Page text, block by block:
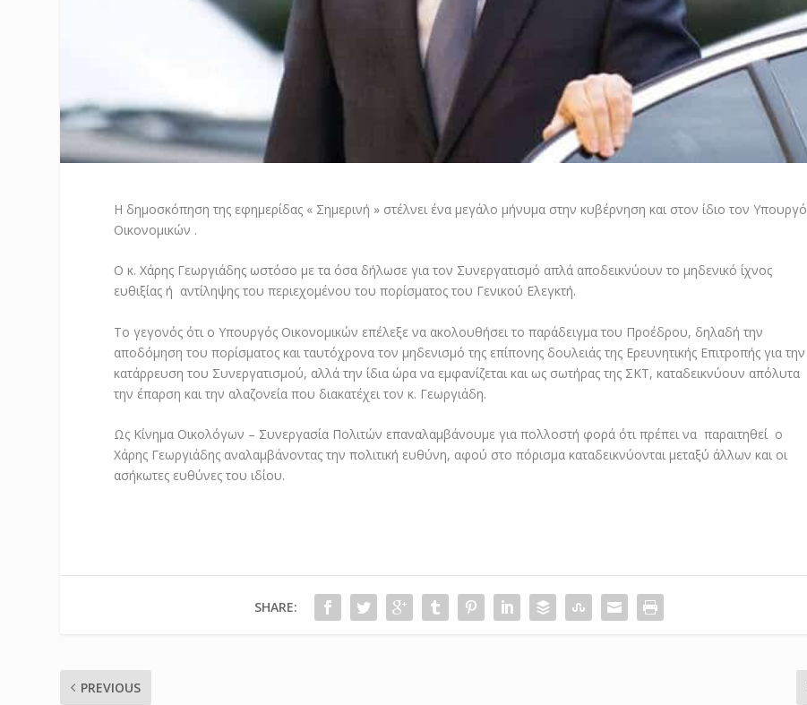
Η δημοσκόπηση της εφημερίδας « Σημερινή » στέλνει ένα μεγάλο μήνυμα στην κυβέρνηση και στον ίδιο τον Υπουργό
Οικονομικών .
Ο κ. Χάρης Γεωργιάδης ωστόσο με τα όσα δήλωσε για τον Συνεργατισμό απλά αποδεικνύουν το μηδενικό ίχνος
ευθιξίας ή αντίληψης του περιεχομένου του πορίσματος του Γενικού Ελεγκτή.
Το γεγονός ότι ο Υπουργός Οικονομικών επέλεξε να ακολουθήσει το παράδειγμα του Προέδρου, δηλαδή την
αποδόμηση του πορίσματος και ταυτόχρονα τον μηδενισμό της επίπονης δουλειάς της Ερευνητικής Επιτροπής για την
κατάρρευση του Συνεργατισμού, αλλά την ίδια ώρα να εμφανίζεται και ως σωτήρας της ΣΚΤ, καταδεικνύουν απόλυτα
την έπαρση και την αλαζονεία που διακατέχει τον κ. Γεωργιάδη.
Ως Κίνημα Οικολόγων – Συνεργασία Πολιτών επαναλαμβάνουμε για πολλοστή φορά ότι πρέπει να παραιτηθεί ο
Χάρης Γεωργιάδης αναλαμβάνοντας την πολιτική ευθύνη, αφού στο πόρισμα καταδεικνύονται μεταξύ άλλων και οι
ασήκωτες ευθύνες του ιδίου.
SHARE:
PREVIOUS